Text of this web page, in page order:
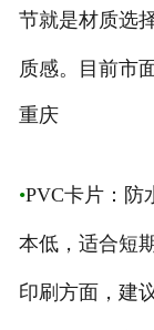
节就是材质选
质感。目前市
重庆
•PVC卡片：防
本低，适合短
印刷方面，建